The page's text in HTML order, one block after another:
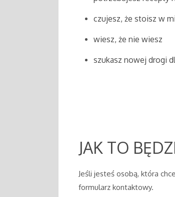
czujesz, że stoisz w
wiesz, że nie wiesz
szukasz nowej drogi
JAK TO
Jeśli jesteś osobą, która
formularz kontaktowy.